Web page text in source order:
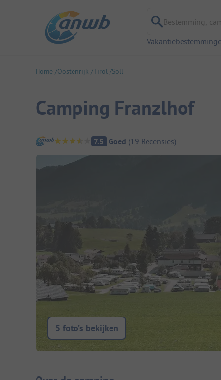
Bestemming,
Home Oostenrijk Tirol Söll
Camping Franzlhof
Camping overzicht
7.5 Goed (19 Recensies)
5 foto’s bekijken
Camping introductie